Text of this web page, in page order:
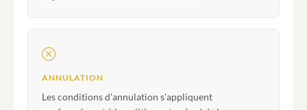
ANNULATION
Les conditions d'annulation s'appliquent